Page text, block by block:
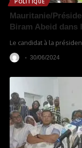
POLITIQUE
Mauritanie/
Biram Abeid dans
Le candidat à la
30/06/2024